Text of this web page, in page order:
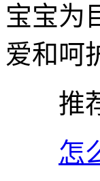
宝宝为
爱和呵
推荐
怎